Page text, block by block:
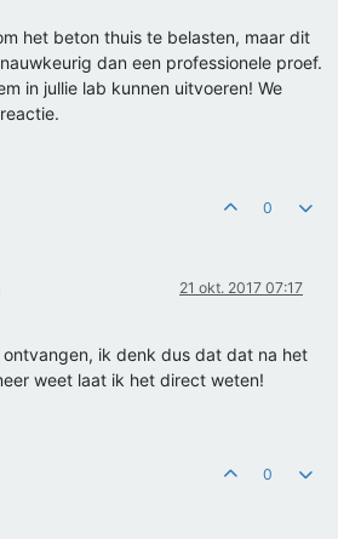
het beton thuis te belasten, maar dit
dan een professionele proef.
in jullie lab kunnen uitvoeren! We
0
21 okt. 2017 07:17
ik denk dus dat dat na het
weet laat ik het direct weten!
0